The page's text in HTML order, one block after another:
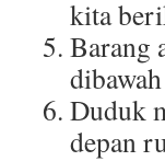
kita
Barang
Duduk
depan